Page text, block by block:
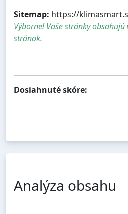
Sitemap: https://
Výborne! Vaše stránky obsahujú
stránok.
Dosiahnuté skóre:
Analýza obsahu